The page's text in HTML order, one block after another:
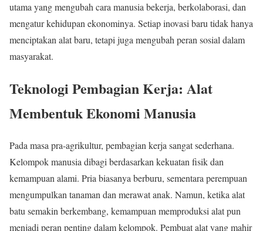
utama yang mengubah cara manusia bekerja, berkolaborasi, dan
mengatur kehidupan ekonominya. Setiap inovasi baru tidak hanya
menciptakan alat baru, tetapi juga mengubah peran sosial dalam
masyarakat.
Teknologi Pembagian Kerja: Alat
Membentuk Ekonomi Manusia
Pada masa pra-agrikultur, pembagian kerja sangat sederhana.
Kelompok manusia dibagi berdasarkan kekuatan fisik dan
kemampuan alami. Pria biasanya berburu, sementara perempuan
mengumpulkan tanaman dan merawat anak. Namun, ketika alat
batu semakin berkembang, kemampuan memproduksi alat pun
menjadi peran penting dalam kelompok. Pembuat alat yang mahir